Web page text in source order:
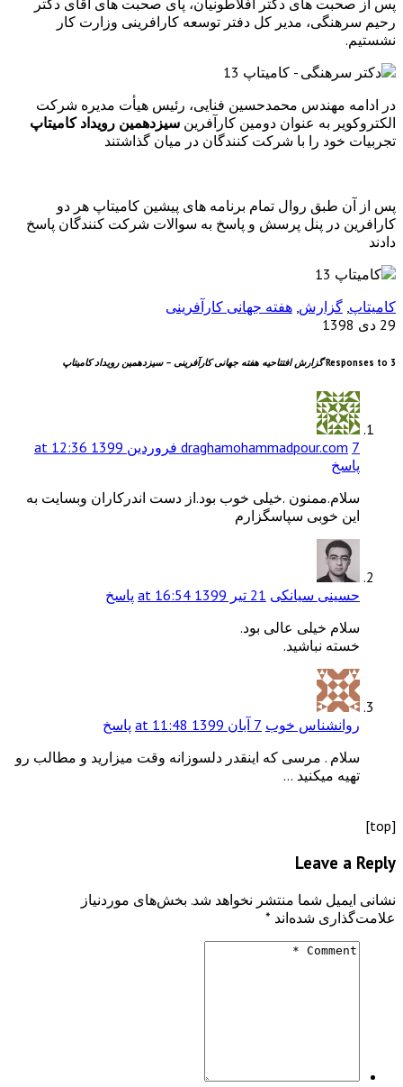
پس از صحبت های دکتر افلاطونیان، پای صحبت های آقای دکتر
رحیم سرهنگی، مدیر کل دفتر توسعه کارافرینی وزارت کار
نشستیم.
در ادامه مهندس محمدحسین فنایی، رئیس هیأت مدیره شرکت
الکتروکویر به عنوان دومین کارآفرین سیزدهمین رویداد کامیتاپ
تجربیات خود را با شرکت کنندگان در میان گذاشتند
پس از آن طبق روال تمام برنامه های پیشین کامیتاپ هر دو
کارافرین در پنل پرسش و پاسخ به سوالات شرکت کنندگان پاسخ
دادند
کامیتاپ, گزارش, هفته جهانی کارآفرینی
29 دی 1398
3 Responses to گزارش افتتاحیه هفته جهانی کارآفرینی – سیزدهمین رویداد کامیتاپ
draghamohammadpour.com 7 فروردین 1399 at 12:36
پاسخ
سلام.ممنون .خیلی خوب بود.از دست اندرکاران وبسایت به
این خوبی سپاسگزارم
حسینی سیانکی 21 تیر 1399 at 16:54
پاسخ
سلام خیلی عالی بود.
خسته نباشید.
روانشناس خوب 7 آبان 1399 at 11:48
پاسخ
سلام . مرسی که اینقدر دلسوزانه وقت میزارید و مطالب رو
تهیه میکنید …
[top]
Leave a Reply
نشانی ایمیل شما منتشر نخواهد شد. بخش‌های موردنیاز
علامت‌گذاری شده‌اند *